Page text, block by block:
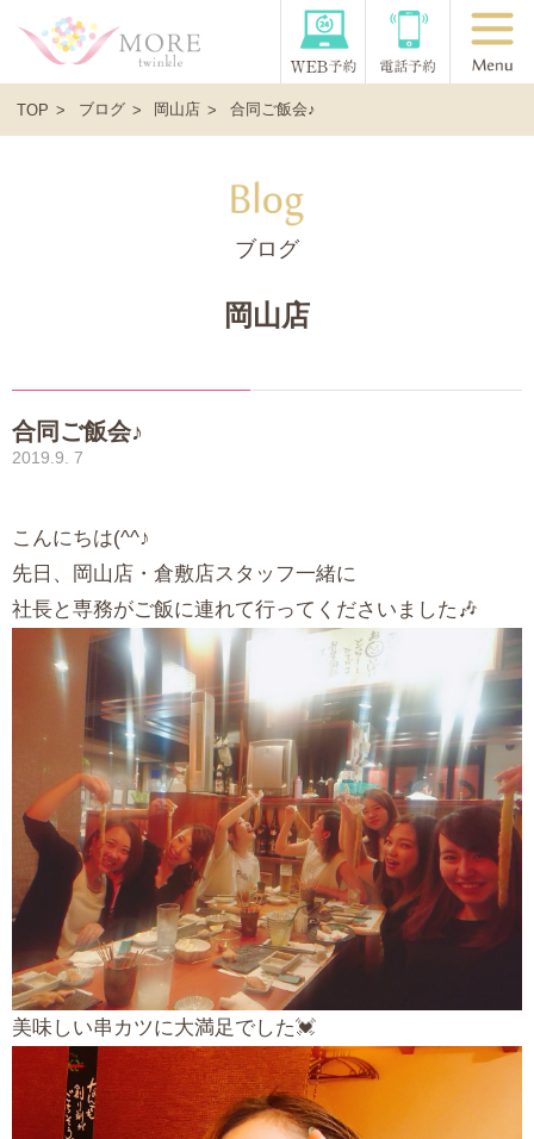
TOP ブログ 岡山店 合同ご飯会♪
ブログ
岡山店
合同ご飯会♪
2019.9. 7
こんにちは(^^♪
先日、岡山店・倉敷店スタッフ一緒に
社長と専務がご飯に連れて行ってくださいました🎶
美味しい串カツに大満足でした💓